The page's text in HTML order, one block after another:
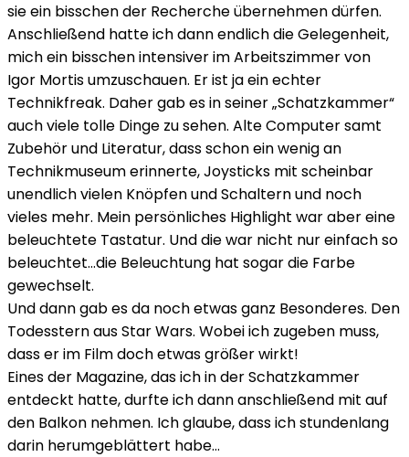
sie ein bisschen der Recherche übernehmen dürfen.
Anschließend hatte ich dann endlich die Gelegenheit,
mich ein bisschen intensiver im Arbeitszimmer von
Igor Mortis umzuschauen. Er ist ja ein echter
Technikfreak. Daher gab es in seiner „Schatzkammer“
auch viele tolle Dinge zu sehen. Alte Computer samt
Zubehör und Literatur, dass schon ein wenig an
Technikmuseum erinnerte, Joysticks mit scheinbar
unendlich vielen Knöpfen und Schaltern und noch
vieles mehr. Mein persönliches Highlight war aber eine
beleuchtete Tastatur. Und die war nicht nur einfach so
beleuchtet…die Beleuchtung hat sogar die Farbe
gewechselt.
Und dann gab es da noch etwas ganz Besonderes. Den
Todesstern aus Star Wars. Wobei ich zugeben muss,
dass er im Film doch etwas größer wirkt!
Eines der Magazine, das ich in der Schatzkammer
entdeckt hatte, durfte ich dann anschließend mit auf
den Balkon nehmen. Ich glaube, dass ich stundenlang
darin herumgeblättert habe…